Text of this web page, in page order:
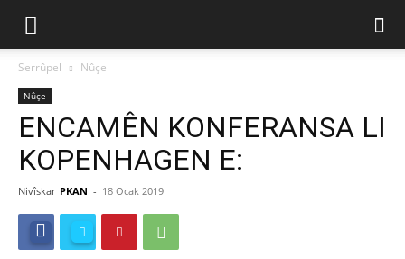
Serrûpel Nûçe
Nûçe
ENCAMÊN KONFERANSA LI
KOPENHAGEN E:
Nivîskar PKAN - 18 Ocak 2019